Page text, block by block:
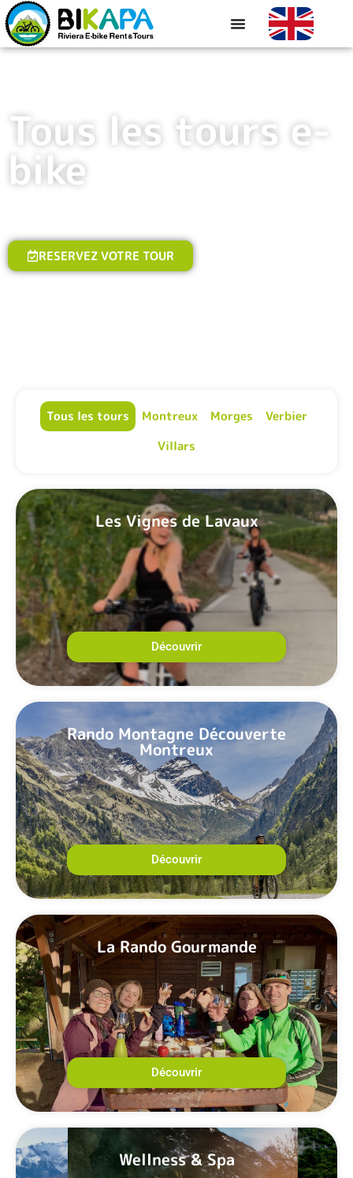
Tous les tours e-
bike
RESERVEZ VOTRE TOUR
Montreux Morges
Verbier
Villars
Tous les tours
Les Vignes de Lavaux
Découvrir
Rando Montagne Découverte
Montreux
Découvrir
La Rando Gourmande
Découvrir
Wellness & Spa